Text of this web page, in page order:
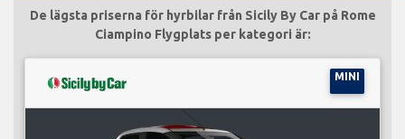
De lägsta priserna för hyrbilar från Sicily By Car på Rome
Ciampino Flygplats per kategori är:
MINI